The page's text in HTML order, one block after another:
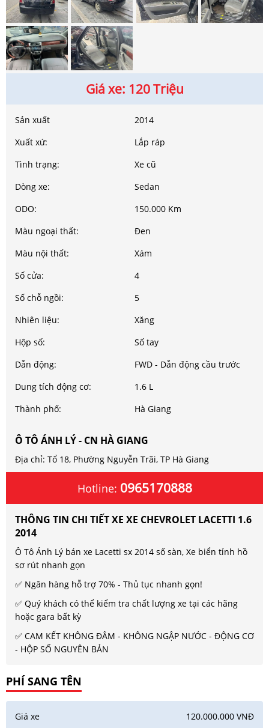
Giá xe: 120 Triệu
Sản xuất
2014
Xuất xứ:
Lắp ráp
Tình trạng:
Xe cũ
Dòng xe:
Sedan
ODO:
150.000 Km
Màu ngoại thất:
Đen
Màu nội thất:
Xám
Số cửa:
4
Số chỗ ngồi:
5
Nhiên liệu:
Xăng
Hộp số:
Số tay
Dẫn động:
FWD - Dẫn động cầu trước
Dung tích động cơ:
1.6 L
Thành phố:
Hà Giang
Ô TÔ ÁNH LÝ - CN HÀ GIANG
Địa chỉ: Tổ 18, Phường Nguyễn Trãi, TP Hà Giang
Hotline: 0965170888
THÔNG TIN CHI TIẾT XE XE CHEVROLET LACETTI 1.6
2014
Ô Tô Ánh Lý bán xe Lacetti sx 2014 số sàn, Xe biển tỉnh hồ
sơ rút nhanh gọn
✅ Ngân hàng hỗ trợ 70% - Thủ tục nhanh gọn!
✅ Quý khách có thể kiểm tra chất lượng xe tại các hãng
hoặc gara bất kỳ
✅ CAM KẾT KHÔNG ĐÂM - KHÔNG NGẬP NƯỚC - ĐỘNG CƠ
- HỘP SỐ NGUYÊN BẢN
PHÍ SANG TÊN
Giá xe 120.000.000 VNĐ